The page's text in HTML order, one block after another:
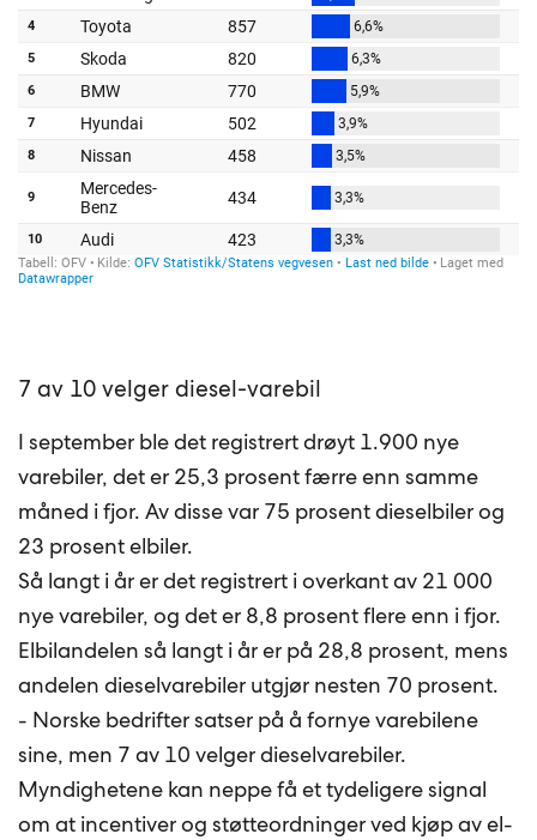
7 av 10 velger diesel-varebil
I september ble det registrert drøyt 1.900 nye
varebiler, det er 25,3 prosent færre enn samme
måned i fjor. Av disse var 75 prosent dieselbiler og
23 prosent elbiler.
Så langt i år er det registrert i overkant av 21 000
nye varebiler, og det er 8,8 prosent flere enn i fjor.
Elbilandelen så langt i år er på 28,8 prosent, mens
andelen dieselvarebiler utgjør nesten 70 prosent.
- Norske bedrifter satser på å fornye varebilene
sine, men 7 av 10 velger dieselvarebiler.
Myndighetene kan neppe få et tydeligere signal
om at incentiver og støtteordninger ved kjøp av el-